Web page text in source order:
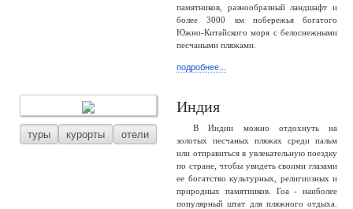
памятников, разнообразный ландшафт и
более 3000 км побережья богатого
Южно-Китайского моря с белоснежными
песчаными пляжами.
подробнее...
туры курорты отели
Индия
В Индии можно отдохнуть на
золотых песчаных пляжах среди пальм
или отправиться в увлекательную поездку
по стране, чтобы увидеть своими глазами
ее богатство культурных, религиозных и
природных памятников. Гоа - наиболее
популярный штат для пляжного отдыха.